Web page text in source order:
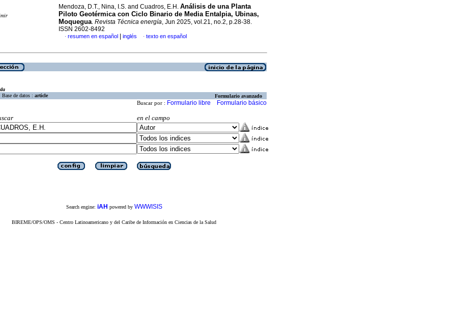
Mendoza, D.T., Nina, I.S. and Cuadros, E.H. Análisis de una Planta
Piloto Geotérmica con Ciclo Binario de Media Entalpia, Ubinas,
Moquegua. Revista Técnica energía, Jun 2025, vol.21, no.2, p.28-38.
ISSN 2602-8492
· resumen en español inglés · texto en español
Base de datos : article Formulario avanzado
Buscar por : Formulario libre Formulario básico
en el campo
Search engine: iAH powered by WWWISIS
BIREME/OPS/OMS - Centro Latinoamericano y del Caribe de Información en Ciencias de la Salud